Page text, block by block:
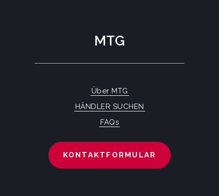
MTG
Über MTG
HÄNDLER SUCHEN
FAQs
KONTAKTFORMULAR